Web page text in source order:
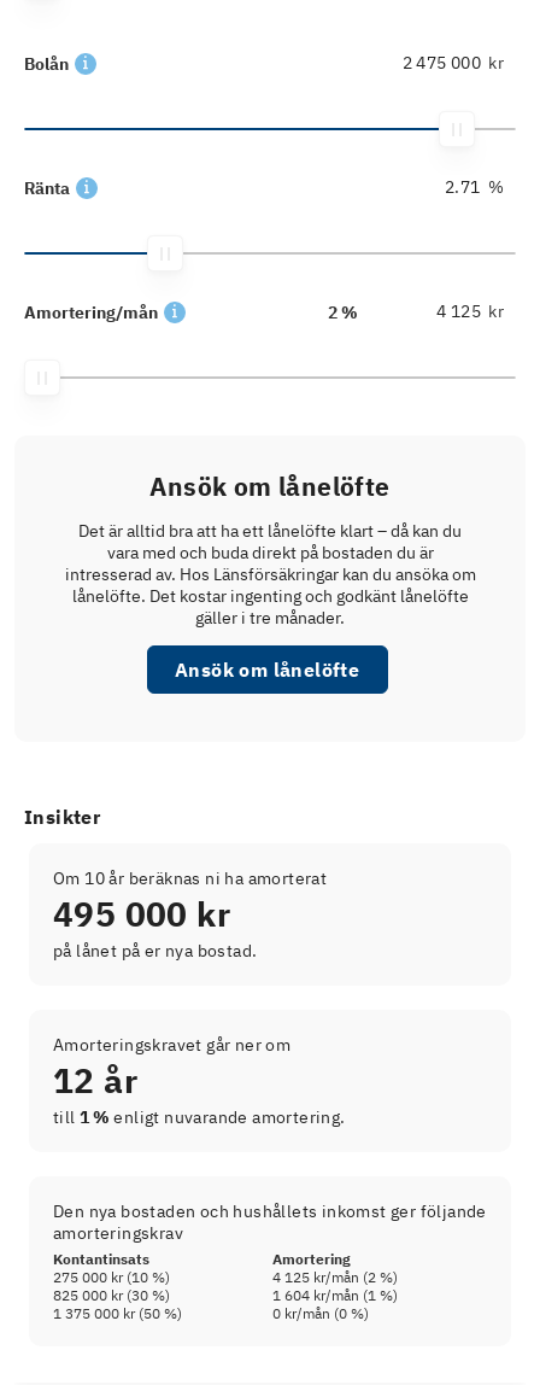
Bolån kr
Ränta %
Amortering/mån 2 % kr
Ansök om lånelöfte
Det är alltid bra att ha ett lånelöfte klart – då kan du
vara med och buda direkt på bostaden du är
intresserad av. Hos Länsförsäkringar kan du ansöka om
lånelöfte. Det kostar ingenting och godkänt lånelöfte
gäller i tre månader.
Ansök om lånelöfte
Insikter
Om 10 år beräknas ni ha amorterat
495 000 kr
på lånet på er nya bostad.
Amorteringskravet går ner om
12 år
till 1 % enligt nuvarande amortering.
Den nya bostaden och hushållets inkomst ger följande
amorteringskrav
Kontantinsats
Amortering
275 000 kr(10 %) 4 125 kr/mån (2 %)
825 000 kr(30 %) 1 604 kr/mån (1 %)
1 375 000 kr(50 %) 0 kr/mån (0 %)